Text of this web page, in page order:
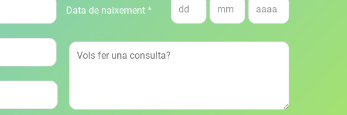
Data de naixement *